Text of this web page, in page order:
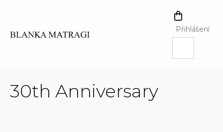
NÁKUPNÍ
KOŠÍK
Přihlášení
30th Anniversary